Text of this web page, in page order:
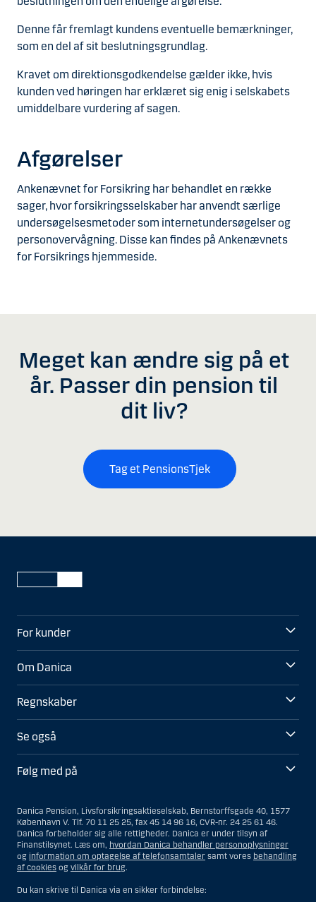
Denne får fremlagt kundens eventuelle bemærkninger,
som en del af sit beslutningsgrundlag.
Kravet om direktionsgodkendelse gælder ikke, hvis
kunden ved høringen har erklæret sig enig i selskabets
umiddelbare vurdering af sagen.
Afgørelser
Ankenævnet for Forsikring har behandlet en række
sager, hvor forsikringsselskaber har anvendt særlige
undersøgelsesmetoder som internetundersøgelser og
personovervågning. Disse kan findes på Ankenævnets
for Forsikrings hjemmeside.
Meget kan ændre sig på et
år. Passer din pension til
dit liv?
Tag et PensionsTjek
For kunder
Om Danica
Regnskaber
Se også
Følg med på
Danica Pension, Livsforsikringsaktieselskab, Bernstorffsgade 40, 1577
København V. Tlf. 70 11 25 25, fax 45 14 96 16, CVR-nr. 24 25 61 46.
Danica forbeholder sig alle rettigheder. Danica er under tilsyn af
Finanstilsynet. Læs om, hvordan Danica behandler personoplysninger
og information om optagelse af telefonsamtaler samt vores behandling
af cookies og vilkår for brug.
Du kan skrive til Danica via en sikker forbindelse: